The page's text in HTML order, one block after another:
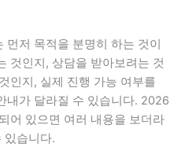
먼저 목적을 분명히 하는 것이
것인지, 상담을 받아보려는 것
인지, 실제 진행 가능 여부를
내가 달라질 수 있습니다. 2026
어 있으면 여러 내용을 보더라
있습니다.